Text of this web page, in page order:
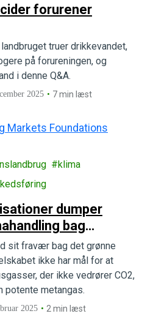
forurener
truer drikkevandet,
på forureningen, og
i denne Q&A.
2025 7 min læst
klima
dumper
bag
sit fravær bag det grønne
ikke har mål for at
der ikke vedrører CO2,
potente metangas.
2025 2 min læst